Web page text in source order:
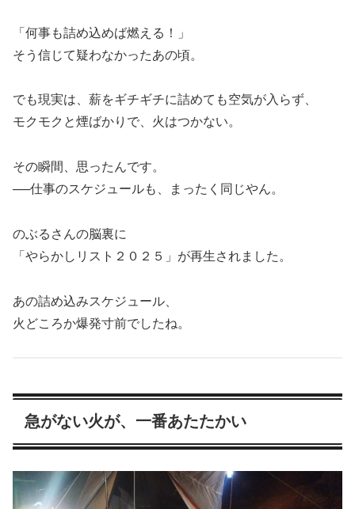
「何事も詰め込めば燃える！」
そう信じて疑わなかったあの頃。
でも現実は、薪をギチギチに詰めても空気が入らず、
モクモクと煙ばかりで、火はつかない。
その瞬間、思ったんです。
──仕事のスケジュールも、まったく同じやん。
のぶるさんの脳裏に
「やらかしリスト２０２５」が再生されました。
あの詰め込みスケジュール、
火どころか爆発寸前でしたね。
急がない火が、一番あたたかい